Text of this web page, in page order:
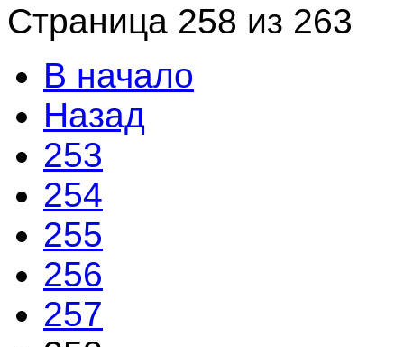
Страница 258 из 263
В начало
Назад
253
254
255
256
257